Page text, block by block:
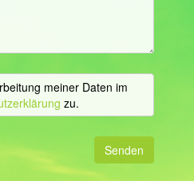
meiner Daten im
zu.
Senden